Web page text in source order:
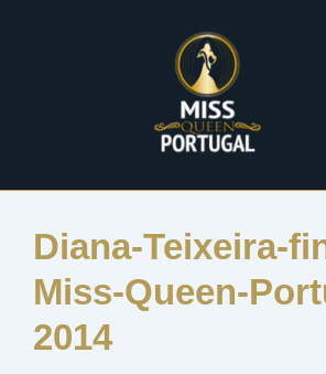
Diana-Teixeira-
Miss-Queen-
2014